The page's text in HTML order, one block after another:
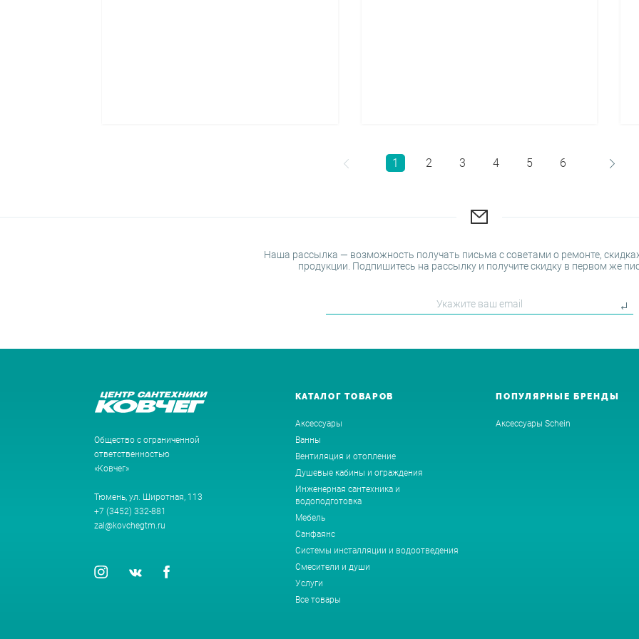
1 2 3 4 5 6
Наша рассылка — возможность получать письма с советами о ремонте,
продукции. Подпишитесь на рассылку и получите скидку в первом же
Общество с ограниченной
ответственностью
«Ковчег»
Тюмень, ул. Широтная, 113
+7 (3452) 332-881
zal@kovchegtm.ru
КАТАЛОГ ТОВАРОВ
Аксессуары
Ванны
Вентиляция и отопление
Душевые кабины и ограждения
Инженерная сантехника и
водоподготовка
Мебель
Санфаянс
Системы инсталляции и водоотведения
Смесители и души
Услуги
Все товары
ПОПУЛЯРНЫЕ БРЕНДЫ
Аксессуары Schein